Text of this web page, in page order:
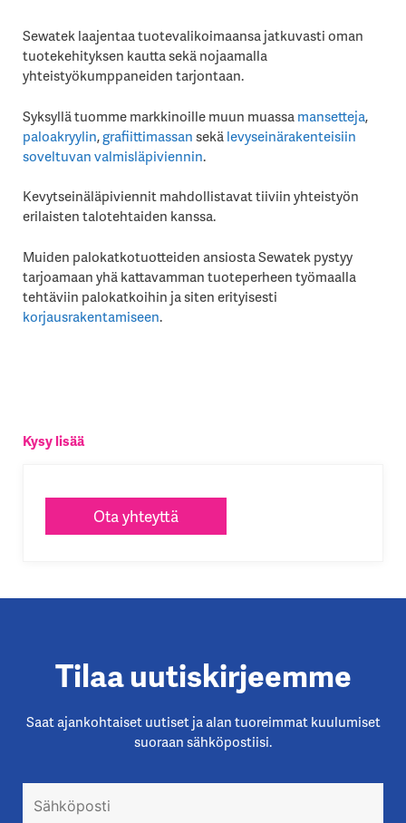
Sewatek laajentaa tuotevalikoimaansa jatkuvasti oman
tuotekehityksen kautta sekä nojaamalla
yhteistyökumppaneiden tarjontaan.
Syksyllä tuomme markkinoille muun muassamansetteja,
paloakryylin,grafiittimassansekälevyseinärakenteisiin
soveltuvan valmisläpiviennin.
Kevytseinäläpiviennit mahdollistavat tiiviin yhteistyön
erilaisten talotehtaiden kanssa.
Muiden palokatkotuotteiden ansiosta Sewatek pystyy
tarjoamaan yhä kattavamman tuoteperheen työmaalla
tehtäviin palokatkoihin ja siten erityisesti
korjausrakentamiseen.
Kysy lisää
Ota yhteyttä
Tilaa uutiskirjeemme
Saat ajankohtaiset uutiset ja alan tuoreimmat kuulumiset
suoraan sähköpostiisi.